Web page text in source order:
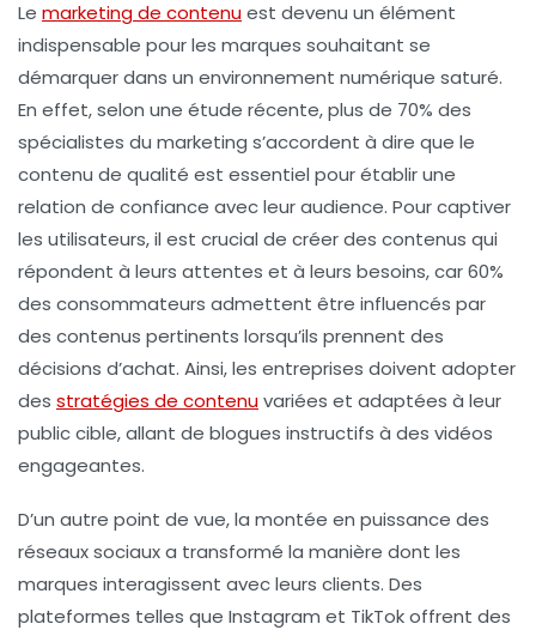
Le marketing de contenuest devenu un élément
indispensable pour les marques souhaitant se
démarquer dans un environnement numérique saturé.
En effet, selon une étude récente, plus de 70% des
spécialistes du marketing s’accordent à dire que le
contenu de qualité est essentiel pour établir une
relation de confiance avec leur audience. Pour captiver
les utilisateurs, il est crucial de créer des contenus qui
répondent à leurs attentes et à leurs besoins, car60%
des consommateurs admettent être influencés par
des contenus pertinents lorsqu’ils prennent des
décisions d’achat. Ainsi, les entreprises doivent adopter
des stratégies de contenuvariées et adaptées à leur
public cible, allant de blogues instructifs à des vidéos
engageantes.
D’un autre point de vue, la montée en puissance des
réseaux sociaux a transformé la manière dont les
marques interagissent avec leurs clients. Des
plateformes telles que Instagram et TikTok offrent des